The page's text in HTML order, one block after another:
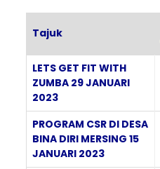
Tajuk
LETS GET FIT WITH
ZUMBA 29 JANUARI
2023
PROGRAM CSR DI DESA
BINA DIRI MERSING 15
JANUARI 2023